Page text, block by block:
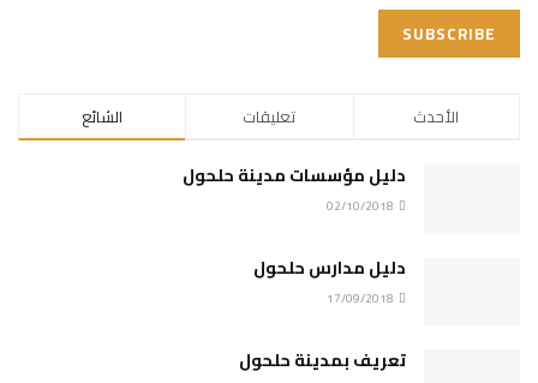
الشائع تعليقات الأحدث
دليل مؤسسات مدينة حلحول
دليل مدارس حلحول
تعريف بمدينة حلحول